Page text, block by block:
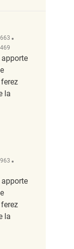
apporte
la
apporte
la